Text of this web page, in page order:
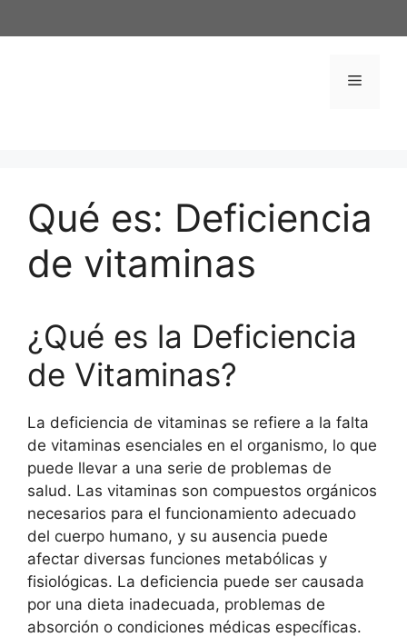
al
Menú
Qué es: Deficiencia
de vitaminas
¿Qué es la Deficiencia
de Vitaminas?
La deficiencia de vitaminas se refiere a la falta
de vitaminas esenciales en el organismo, lo que
puede llevar a una serie de problemas de
salud. Las vitaminas son compuestos orgánicos
necesarios para el funcionamiento adecuado
del cuerpo humano, y su ausencia puede
afectar diversas funciones metabólicas y
fisiológicas. La deficiencia puede ser causada
por una dieta inadecuada, problemas de
absorción o condiciones médicas específicas.